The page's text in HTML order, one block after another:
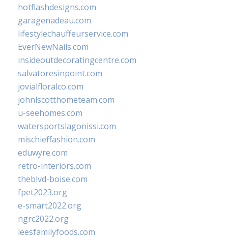
hotflashdesigns.com
garagenadeau.com
lifestylechauffeurservice.com
EverNewNails.com
insideoutdecoratingcentre.com
salvatoresinpoint.com
jovialfloralco.com
johnlscotthometeam.com
u-seehomes.com
watersportslagonissi.com
mischieffashion.com
eduwyre.com
retro-interiors.com
theblvd-boise.com
fpet2023.org
e-smart2022.org
ngrc2022.org
leesfamilyfoods.com